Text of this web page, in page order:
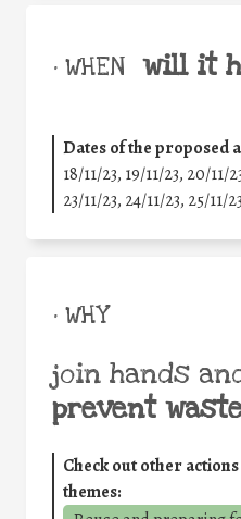
• WHEN will it
Dates of the proposed
18/11/23, 19/11/23, 20/11/
23/11/23, 24/11/23, 25/11/
• WHY
join hands
prevent
Check out other
themes: